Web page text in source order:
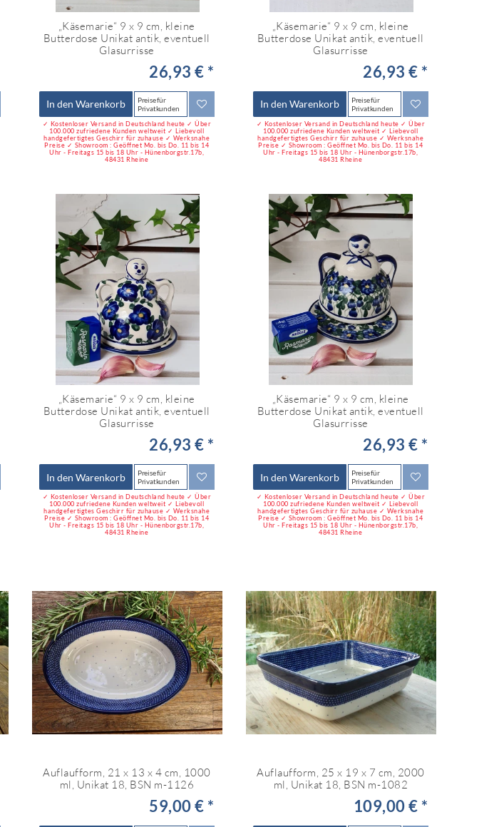
„Käsemarie“ 9 x 9 cm, kleine
Butterdose Unikat antik, eventuell
Glasurrisse
26,93 € *
In den Warenkorb
Preise für
Privatkunden
✓ Kostenloser Versand in Deutschland heute ✓ Über
100.000 zufriedene Kunden weltweit ✓ Liebevoll
handgefertigtes Geschirr für zuhause ✓ Werksnahe
Preise ✓ Showroom : Geöffnet Mo. bis Do. 11 bis 14
Uhr - Freitags 15 bis 18 Uhr - Hünenborgstr.17b,
48431 Rheine
„Käsemarie“ 9 x 9 cm, kleine
Butterdose Unikat antik, eventuell
Glasurrisse
26,93 € *
In den Warenkorb
Preise für
Privatkunden
✓ Kostenloser Versand in Deutschland heute ✓ Über
100.000 zufriedene Kunden weltweit ✓ Liebevoll
handgefertigtes Geschirr für zuhause ✓ Werksnahe
Preise ✓ Showroom : Geöffnet Mo. bis Do. 11 bis 14
Uhr - Freitags 15 bis 18 Uhr - Hünenborgstr.17b,
48431 Rheine
„Käsemarie“ 9 x 9 cm, kleine
Butterdose Unikat antik, eventuell
Glasurrisse
26,93 € *
In den Warenkorb
Preise für
Privatkunden
✓ Kostenloser Versand in Deutschland heute ✓ Über
100.000 zufriedene Kunden weltweit ✓ Liebevoll
handgefertigtes Geschirr für zuhause ✓ Werksnahe
Preise ✓ Showroom : Geöffnet Mo. bis Do. 11 bis 14
Uhr - Freitags 15 bis 18 Uhr - Hünenborgstr.17b,
48431 Rheine
„Käsemarie“ 9 x 9 cm, kleine
Butterdose Unikat antik, eventuell
Glasurrisse
26,93 € *
In den Warenkorb
Preise für
Privatkunden
✓ Kostenloser Versand in Deutschland heute ✓ Über
100.000 zufriedene Kunden weltweit ✓ Liebevoll
handgefertigtes Geschirr für zuhause ✓ Werksnahe
Preise ✓ Showroom : Geöffnet Mo. bis Do. 11 bis 14
Uhr - Freitags 15 bis 18 Uhr - Hünenborgstr.17b,
48431 Rheine
Auflaufform, 21 x 13 x 4 cm, 1000
ml, Unikat 18, BSN m-1126
59,00 € *
Auflaufform, 25 x 19 x 7 cm, 2000
ml, Unikat 18, BSN m-1082
109,00 € *